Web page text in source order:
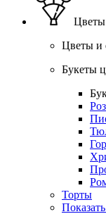
Цветы
Цветы и
Букеты
Торты